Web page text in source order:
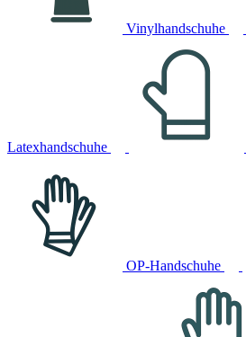
Vinylhandschuhe
Latexhandschuhe
OP-Handschuhe